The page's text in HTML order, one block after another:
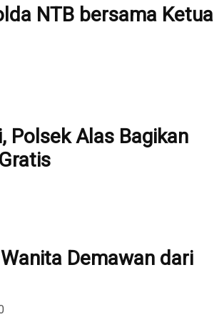
NTB bersama Ketua
Polsek Alas Bagikan
Demawan dari